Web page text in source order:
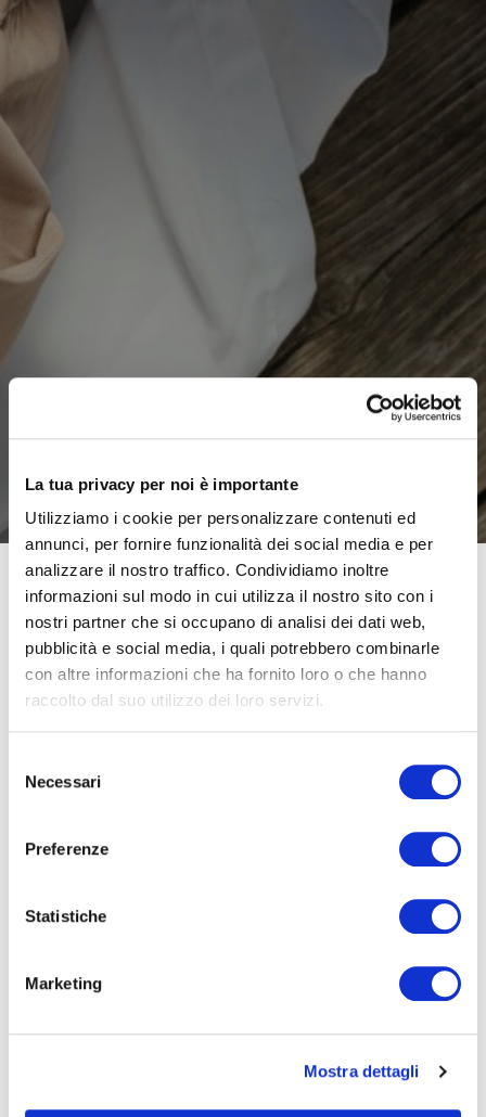
La tua privacy per noi è importante
Utilizziamo i cookie per personalizzare contenuti ed
annunci, per fornire funzionalità dei social media e per
analizzare il nostro traffico. Condividiamo inoltre
informazioni sul modo in cui utilizza il nostro sito con i
nostri partner che si occupano di analisi dei dati web,
pubblicità e social media, i quali potrebbero combinarle
con altre informazioni che ha fornito loro o che hanno
raccolto dal suo utilizzo dei loro servizi.
delNecessari
Preferenze
Statistiche
Marketing
Mostra dettagli
Quando si assiste una persona malata o anziana sono
svariati gliausilia cui fare ricorsocon l’obiettivo di
migliorare il benessere ed il comfort del paziente,
di tutelarne la sicurezza, o di facilitare chi presta
Tra i più importanti vi è indubbiamente
: un ausilio sempre presente in ospedali e case
di cura e che, se adottato anche in ambiente domiciliare,
significativamente nella qualità di vita
convive con difficoltà motorie.
Il letto da degenza